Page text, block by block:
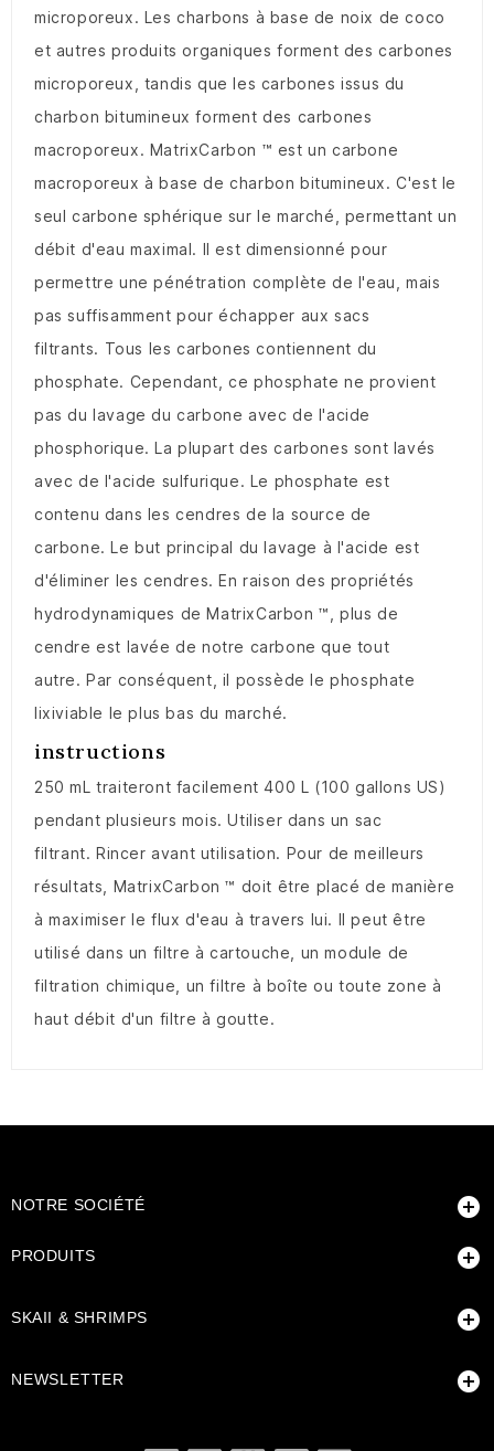
microporeux. Les charbons à base de noix de coco
et autres produits organiques forment des carbones
microporeux, tandis que les carbones issus du
charbon bitumineux forment des carbones
macroporeux. MatrixCarbon ™ est un carbone
macroporeux à base de charbon bitumineux.C'est le
seul carbone sphérique sur le marché, permettant un
débit d'eau maximal. Il est dimensionné pour
permettre une pénétration complète de l'eau, mais
pas suffisamment pour échapper aux sacs
filtrants. Tous les carbones contiennent du
phosphate. Cependant, ce phosphate ne provient
pas du lavage du carbone avec de l'acide
phosphorique.La plupart des carbones sont lavés
avec de l'acide sulfurique. Le phosphate est
contenu dans les cendres de la source de
carbone.Le but principal du lavage à l'acide est
d'éliminer les cendres.En raison des propriétés
hydrodynamiques de MatrixCarbon ™,plus de
cendre est lavée de notre carbone que tout
autre.Par conséquent, il possède le phosphate
lixiviable le plus bas du marché.
instructions
250 mL traiteront facilement 400 L (100 gallons US)
pendant plusieurs mois.Utiliser dans un sac
filtrant. Rincer avant utilisation. Pour de meilleurs
résultats, MatrixCarbon ™ doit être placé de manière
à maximiser le flux d'eau à travers lui. Il peut être
utilisé dans un filtre à cartouche, un module de
filtration chimique, un filtre à boîte ou toute zone à
haut débit d'un filtre à goutte.
NOTRE SOCIÉTÉ 
PRODUITS 
SKAII & SHRIMPS 
NEWSLETTER 